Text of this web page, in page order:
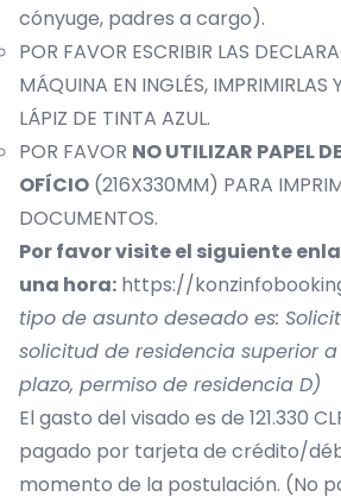
cónyuge, padres a cargo).
POR FAVOR ESCRIBIR LAS
MÁQUINA EN INGLÉS, IMPRIMIRLAS
LÁPIZ DE TINTA AZUL.
POR FAVOR NO UTILIZAR PAPEL
OFÍCIO (216X330MM) PARA
DOCUMENTOS.
Por favor visite el siguiente
una hora: https://
tipo de asunto deseado es:
solicitud de residencia superior
plazo, permiso de residencia D)
El gasto del visado es de 121.330
pagado por tarjeta de crédito/
momento de la postulación. (No